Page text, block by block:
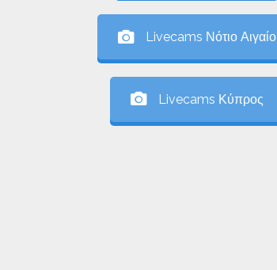
Livecams Νότιο Αιγαίο
Livecams Κύπρος